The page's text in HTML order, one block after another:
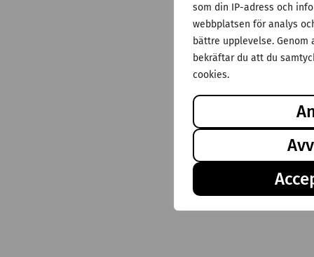
som din IP-adress och
webbplatsen för analys
bättre upplevelse.
bekräftar du att du
cookies.